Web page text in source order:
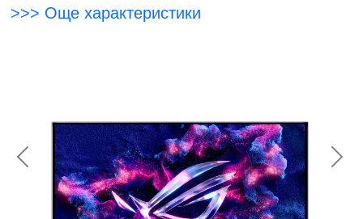
>>> Още характеристики
<< Предишна